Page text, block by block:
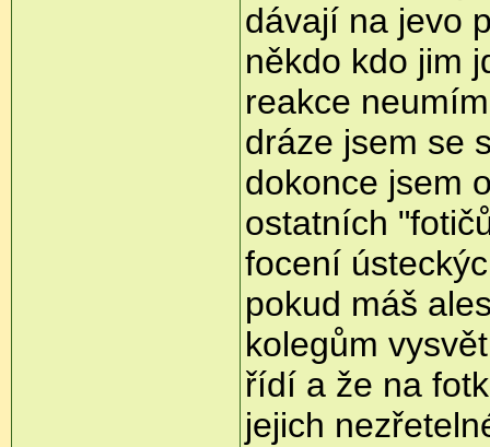
dávají na jevo
někdo kdo jim
reakce
dráze jsem se
dokonce jsem
ostatních
focení
pokud máš
kolegům
řídí a že na
jejich